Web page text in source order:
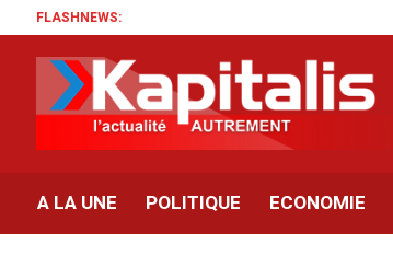
FLASHNEWS:
A LA UNE POLITIQUE ECONOMIE